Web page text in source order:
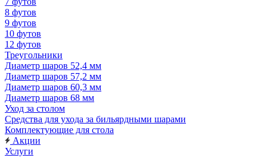
8 футов
9 футов
10 футов
12 футов
Треугольники
Диаметр шаров 52,4 мм
Диаметр шаров 57,2 мм
Диаметр шаров 60,3 мм
Диаметр шаров 68 мм
Уход за столом
Средства для ухода за бильярдными шарами
Комплектующие для стола
Акции
Услуги